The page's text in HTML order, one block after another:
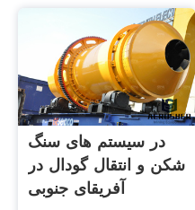
در سیستم های سنگ
شکن و انتقال گودال در
آفریقای جنوبی